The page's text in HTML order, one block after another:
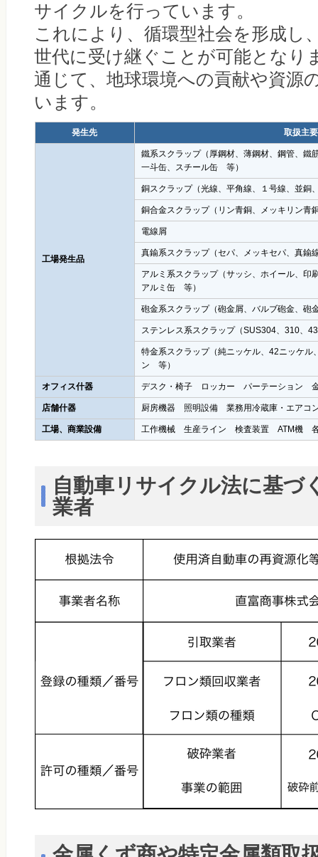
サイクルを行っています。
これにより、循環型社会を形成し
世代に受け継ぐことが可能となり
通じて、地球環境への貢献や資源
います。
発生先 取扱主
工場発生品
鐵系スクラップ（厚鋼材、薄鋼材、鋼管、鐵
一斗缶、スチール缶 等）
銅スクラップ（光線、平角線、１号線、並
銅合金スクラップ（リン青銅、メッキリン
電線屑
真鍮系スクラップ（セパ、メッキセパ、真
アルミ系スクラップ（サッシ、ホイール、印
アルミ缶 等）
砲金系スクラップ（砲金屑、バルブ砲金、
ステンレス系スクラップ（SUS304、310、
特金系スクラップ（純ニッケル、42ニッケ
ン 等）
オフィス什器 デスク・椅子 ロッカー パーテーション
店舗什器 厨房機器 照明設備 業務用冷蔵庫・エア
工場、商業設備 工作機械 生産ライン 検査装置 ATM機
自動車リサイクル法に基づ
業者